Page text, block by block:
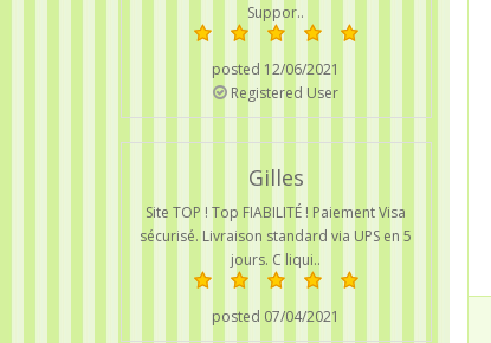
Suppor..
posted 12/06/2021
Registered User
Gilles
Site TOP ! Top FIABILITÉ ! Paiement Visa
sécurisé. Livraison standard via UPS en 5
jours. C liqui..
posted 07/04/2021